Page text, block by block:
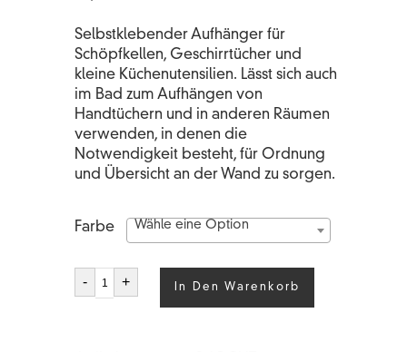
Selbstklebender Aufhänger für
Schöpfkellen, Geschirrtücher und
kleine Küchenutensilien. Lässt sich auch
im Bad zum Aufhängen von
Handtüchern und in anderen Räumen
verwenden, in denen die
Notwendigkeit besteht, für Ordnung
und Übersicht an der Wand zu sorgen.
Farbe Wähle eine Option
PUNTO
Menge
- + In Den Warenkorb